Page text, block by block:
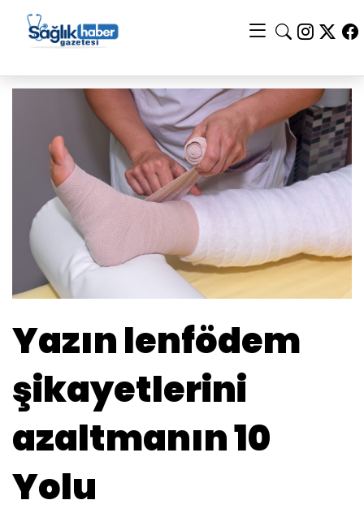
Yazın lenfödem
şikayetlerini
azaltmanın 10
Yolu